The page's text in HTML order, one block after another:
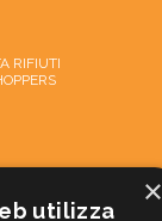
RIFIUTI
×
utilizza